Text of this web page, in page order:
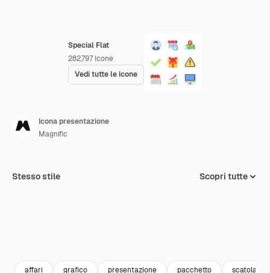
Special Flat
282,797 Icone
Vedi tutte le icone
Icona presentazione
Magnific
Stesso stile Scopri tutte
affari grafico presentazione pacchetto scatola